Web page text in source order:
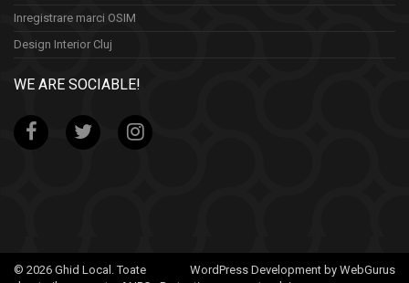
Inregistrare marci OSIM
Design Interior Cluj
WE ARE SOCIABLE!
WordPress Development by WebGurus
© 2026 Ghid Local. Toate